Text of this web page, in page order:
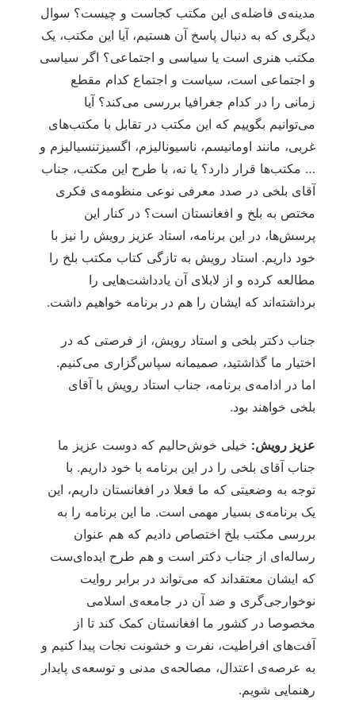
مدینه‌ی فاضله‌ی این مکتب کجاست و چیست؟ سوال
دیگری که به دنبال پاسخ آن هستیم، آیا این مکتب، یک
مکتب هنری است یا سیاسی و اجتماعی؟ اگر سیاسی
و اجتماعی است، سیاست و اجتماع کدام مقطع
زمانی را در کدام جغرافیا بررسی می‌کند؟ آیا
می‌توانیم بگوییم که این مکتب در تقابل با مکتب‌های
غربی، مانند اومانیسم، ناسیونالیزم، اگسیزتنسیالیزم و
… مکتب‌ها قرار دارد؟ یا نه، با طرح این مکتب، جناب
آقای بلخی در صدد معرفی نوعی منظومه‌ی فکری
مختص به بلخ و افغانستان است؟ در کنار این
پرسش‌ها، در این برنامه، استاد عزیز رویش را نیز با
خود داریم. استاد رویش به تازگی‌ کتاب مکتب بلخ را
مطالعه کرده و از لابلای آن یادداشت‌هایی را
برداشته‌اند که ایشان را هم در برنامه خواهیم داشت.
جناب دکتر بلخی و استاد رویش، از فرصتی که در
اختیار ما گذاشتید، صمیمانه سپاس‌گزاری می‌کنیم.
اما در ادامه‌ی برنامه، جناب استاد رویش با آقای
بلخی خواهند بود.
عزیز رویش: خیلی خوش‌حالیم که دوست عزیز ما
جناب آقای بلخی را در این برنامه با خود داریم. با
توجه به وضعیتی که ما فعلا در افغانستان داریم، این
یک برنامه‌ی بسیار مهمی است. ما این برنامه را به
بررسی مکتب بلخ اختصاص دادیم که هم عنوان
رساله‌ای از جناب دکتر است و هم طرح ایده‌ای‌ست
که ایشان معتقداند که می‌تواند در برابر روایت
نوخوارجی‌گری و ضد آن در جامعه‌ی اسلامی
مخصوصا در کشور ما افغانستان کمک کند تا از
آفت‌های افراطیت، نفرت و خشونت نجات پیدا کنیم و
به عرصه‌ی اعتدال، مصالحه‌ی مدنی و توسعه‌ی پایدار
رهنمایی شویم.